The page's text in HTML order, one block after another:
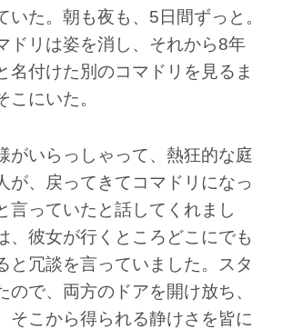
いた。朝も夜も、5日間ずっと。
ドリは姿を消し、それから8年
名付けた別のコマドリを見るま
こにいた。
がいらっしゃって、熱狂的な庭
が、戻ってきてコマドリになっ
言っていたと話してくれまし
、彼女が行くところどこにでも
と冗談を言っていました。スタ
ので、両方のドアを開け放ち、
そこから得られる静けさを皆に